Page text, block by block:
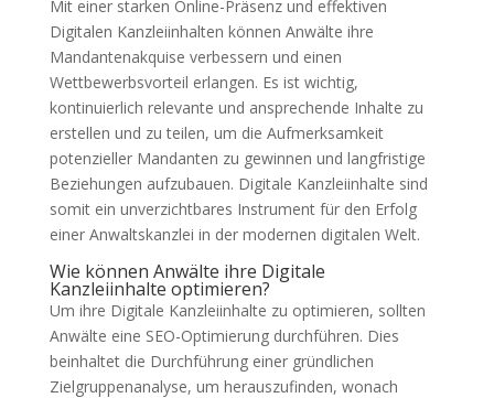
Mit einer starken Online-Präsenz und effektiven
Digitalen Kanzleiinhalten können Anwälte ihre
Mandantenakquise verbessern und einen
Wettbewerbsvorteil erlangen. Es ist wichtig,
kontinuierlich relevante und ansprechende Inhalte zu
erstellen und zu teilen, um die Aufmerksamkeit
potenzieller Mandanten zu gewinnen und langfristige
Beziehungen aufzubauen. Digitale Kanzleiinhalte sind
somit ein unverzichtbares Instrument für den Erfolg
einer Anwaltskanzlei in der modernen digitalen Welt.
Wie können Anwälte ihre Digitale
Kanzleiinhalte optimieren?
Um ihre Digitale Kanzleiinhalte zu optimieren, sollten
Anwälte eine SEO-Optimierung durchführen. Dies
beinhaltet die Durchführung einer gründlichen
Zielgruppenanalyse, um herauszufinden, wonach